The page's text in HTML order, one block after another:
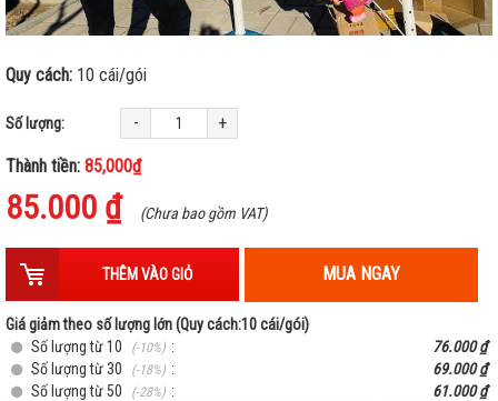
Quy cách: 10 cái/gói
Số lượng: - +
Thành tiền: 85,000₫
85.000 ₫ (Chưa bao gồm VAT)
THÊM VÀO GIỎ MUA NGAY
Giá giảm theo số lượng lớn (Quy cách:10 cái/gói)
Số lượng từ 10
(-10%) :
76.000 ₫
Số lượng từ 30
(-18%) :
69.000 ₫
Số lượng từ 50
(-28%) : 61.000 ₫